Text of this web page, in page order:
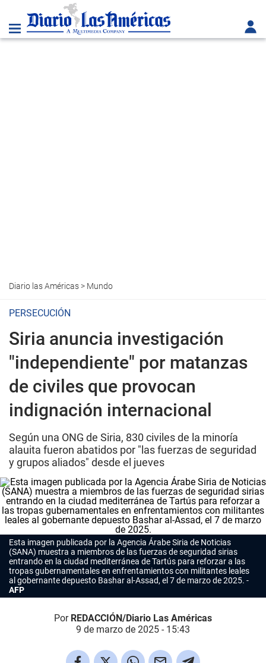
Diario las Américas> Mundo
PERSECUCIÓN
Siria anuncia investigación
"independiente" por matanzas
de civiles que provocan
indignación internacional
Según una ONG de Siria, 830 civiles de la minoría
alauita fueron abatidos por "las fuerzas de seguridad
y grupos aliados" desde el jueves
Esta imagen publicada por la Agencia Árabe Siria de Noticias
(SANA) muestra a miembros de las fuerzas de seguridad sirias
entrando en la ciudad mediterránea de Tartús para reforzar a las
tropas gubernamentales en enfrentamientos con militantes leales
al gobernante depuesto Bashar al-Assad, el 7 de marzo de 2025.
AFP
Por REDACCIÓN/Diario Las Américas
9 de marzo de 2025 - 15:43